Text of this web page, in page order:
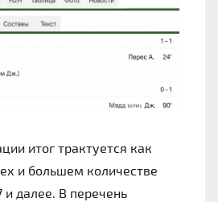
итог трактуется как
и большем количестве
далее. В перечень